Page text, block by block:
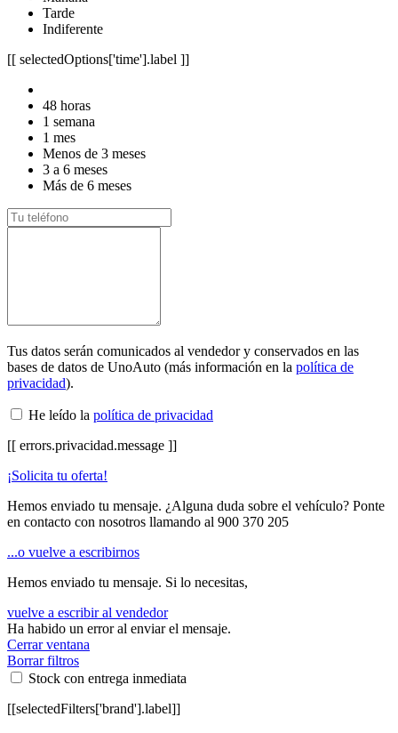
Tarde
Indiferente
[[ selectedOptions['time'].label ]]
48 horas
1 semana
1 mes
Menos de 3 meses
3 a 6 meses
Más de 6 meses
Tus datos serán comunicados al vendedor y conservados en las
bases de datos de UnoAuto (más información en la política de
privacidad).
He leído la política de privacidad
[[ errors.privacidad.message ]]
¡Solicita tu oferta!
Hemos enviado tu mensaje. ¿Alguna duda sobre el vehículo? Ponte
en contacto con nosotros llamando al 900 370 205
...o vuelve a escribirnos
Hemos enviado tu mensaje. Si lo necesitas,
vuelve a escribir al vendedor
Ha habido un error al enviar el mensaje.
Cerrar ventana
Borrar filtros
Stock con entrega inmediata
[[selectedFilters['brand'].label]]